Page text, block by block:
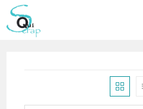
Skip
content